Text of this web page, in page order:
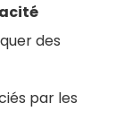
des
par les